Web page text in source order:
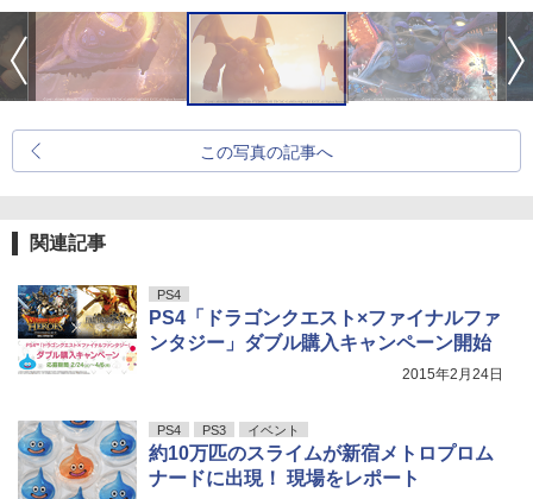
この写真の記事へ
関連記事
PS4
PS4「ドラゴンクエスト×ファイナルファ
ンタジー」ダブル購入キャンペーン開始
2015年2月24日
PS4 PS3 イベント
約10万匹のスライムが新宿メトロプロム
ナードに出現！ 現場をレポート